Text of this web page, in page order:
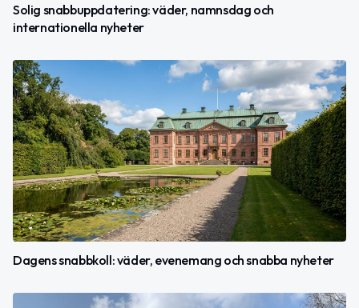
Solig snabbuppdatering: väder, namnsdag och
internationella nyheter
Dagens snabbkoll: väder, evenemang och snabba nyheter